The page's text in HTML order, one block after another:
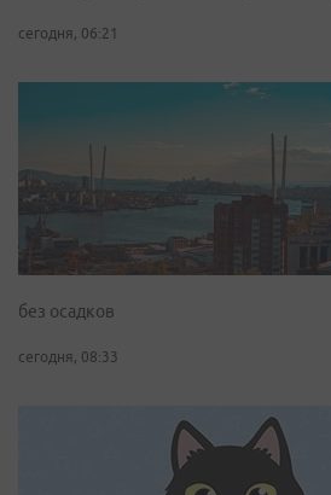
сегодня, 06:21
без осадков
сегодня, 08:33